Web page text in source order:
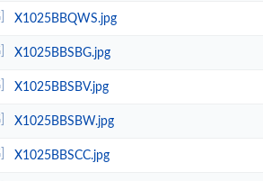
X1025BBQWS.jpg
X1025BBSBG.jpg
X1025BBSBV.jpg
X1025BBSBW.jpg
X1025BBSCC.jpg